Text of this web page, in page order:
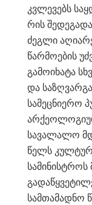
კვლევებს
რის
ძეგლი
წარმოების
გამოიხატა
და
სამეცნიერო
სავალალო
წელს
სამთამადნო